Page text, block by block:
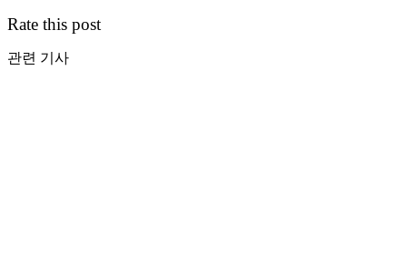
Rate this post
관련 기사